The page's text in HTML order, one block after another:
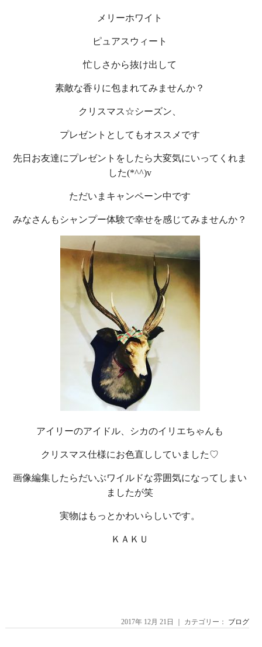
メリーホワイト
ピュアスウィート
忙しさから抜け出して
素敵な香りに包まれてみませんか？
クリスマス☆シーズン、
プレゼントとしてもオススメです
先日お友達にプレゼントをしたら大変気にいってくれま
した(*^^)v
ただいまキャンペーン中です
みなさんもシャンプー体験で幸せを感じてみませんか？
アイリーのアイドル、シカのイリエちゃんも
クリスマス仕様にお色直ししていました♡
画像編集したらだいぶワイルドな雰囲気になってしまい
ましたが笑
実物はもっとかわいらしいです。
ＫＡＫＵ
2017年 12月 21日 ｜ カテゴリー： ブログ